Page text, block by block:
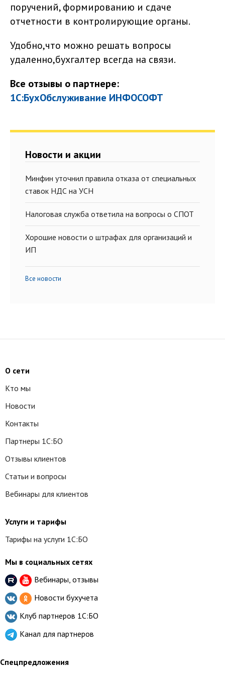
поручений, формированию и сдаче
отчетности в контролирующие органы.
Удобно,что можно решать вопросы
удаленно,бухгалтер всегда на связи.
Все отзывы о партнере:
1С:БухОбслуживание ИНФОСОФТ
Новости и акции
Минфин уточнил правила отказа от специальных
ставок НДС на УСН
Налоговая служба ответила на вопросы о СПОТ
Хорошие новости о штрафах для организаций и
ИП
Все новости
О сети
Кто мы
Новости
Контакты
Партнеры 1С:БО
Отзывы клиентов
Статьи и вопросы
Вебинары для клиентов
Услуги и тарифы
Тарифы на услуги 1С:БО
Мы в социальных сетях
Вебинары, отзывы
Новости бухучета
Клуб партнеров 1С:БО
Канал для партнеров
Спецпредложения